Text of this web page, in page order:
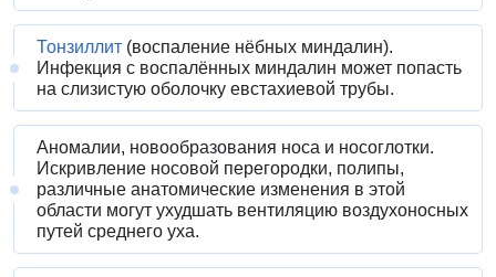
Тонзиллит (воспаление нёбных миндалин).
Инфекция с воспалённых миндалин может попасть
на слизистую оболочку евстахиевой трубы.
Аномалии, новообразования носа и носоглотки.
Искривление носовой перегородки, полипы,
различные анатомические изменения в этой
области могут ухудшать вентиляцию воздухоносных
путей среднего уха.